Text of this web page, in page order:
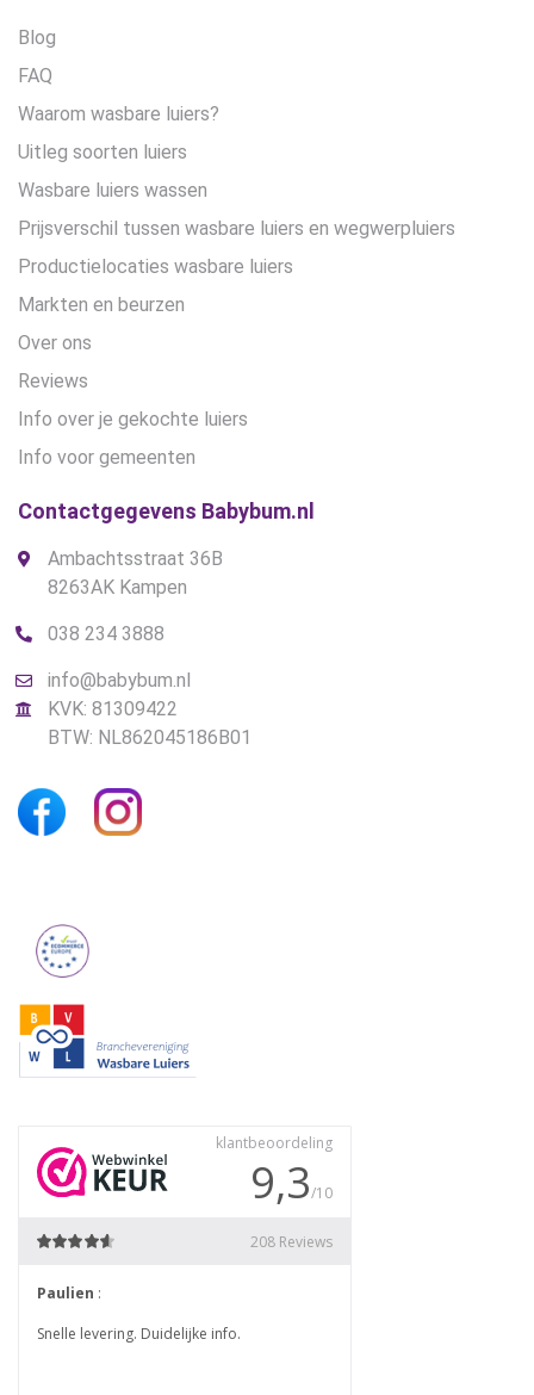
Blog
FAQ
Waarom wasbare luiers?
Uitleg soorten luiers
Wasbare luiers wassen
Prijsverschil tussen wasbare luiers en wegwerpluiers
Productielocaties wasbare luiers
Markten en beurzen
Over ons
Reviews
Info over je gekochte luiers
Info voor gemeenten
Contactgegevens Babybum.nl
Ambachtsstraat 36B
8263AK Kampen
038 234 3888
info@babybum.nl
KVK: 81309422
BTW: NL862045186B01